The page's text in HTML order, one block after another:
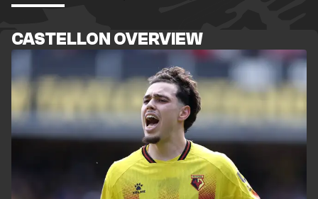
CASTELLON OVERVIEW